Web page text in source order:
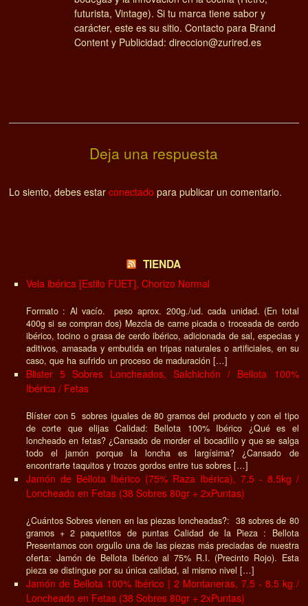
futurista, Vintage). Si tu marca tiene sabor y
carácter, este es su sitio. Contacto para Brand
Content y Publicidad: direccion@zurired.es
Deja una respuesta
Lo siento, debes estarconectado para publicar un comentario.
TIENDA
Vela ibérica [Estilo FUET], Chorizo Normal
Formato : Al vacío. peso aprox. 200g./ud. cada unidad. (En total
400g si se compran dos) Mezcla de carne picada o troceada de cerdo
ibérico, tocino o grasa de cerdo ibérico, adicionada de sal, especias y
aditivos, amasada y embutida en tripas naturales o artificiales, en su
caso, que ha sufrido un proceso de maduración […]
Blister 5 Sobres Loncheados, Salchichón / Bellota 100%
Ibérica / Fetas
Blíster con 5 sobres iguales de 80 gramos del producto y con el tipo
de corte que elijas Calidad: Bellota 100% Ibérico ¿Qué es el
loncheado en fetas? ¿Cansado de morder el bocadillo y que se salga
todo el jamón porque la loncha es largísima? ¿Cansado de
encontrarte taquitos y trozos gordos entre tus sobres […]
Jamón de Bellota Ibérico (75% Raza Ibérica), 7.5 - 8.5kg /
Loncheado en Fetas (38 Sobres 80gr + 2xPuntas)
¿Cuántos Sobres vienen en las piezas loncheadas?: 38 sobres de 80
gramos + 2 paquetitos de puntas Calidad de la Pieza : Bellota
Presentamos con orgullo una de las piezas más preciadas de nuestra
oferta: Jamón de Bellota Ibérico al 75% R.I. (Precinto Rojo). Esta
pieza se distingue por su única calidad, al mismo nivel […]
Jamón de Bellota 100% Ibérico | 2 Montaneras, 7.5 - 8.5 kg /
Loncheado en Fetas (38 Sobres 80gr + 2xPuntas)